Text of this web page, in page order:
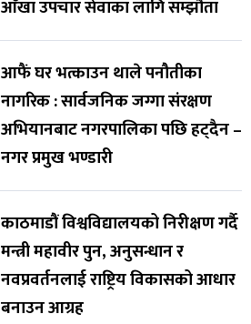
आँखा उपचार सेवाका लागि सम्झौता
आफैं घर भत्काउन थाले पनौतीका
नागरिक : सार्वजनिक जग्गा संरक्षण
अभियानबाट नगरपालिका पछि हट्दैन –
नगर प्रमुख भण्डारी
काठमाडौं विश्वविद्यालयको निरीक्षण गर्दै
मन्त्री महावीर पुन, अनुसन्धान र
नवप्रवर्तनलाई राष्ट्रिय विकासको आधार
बनाउन आग्रह